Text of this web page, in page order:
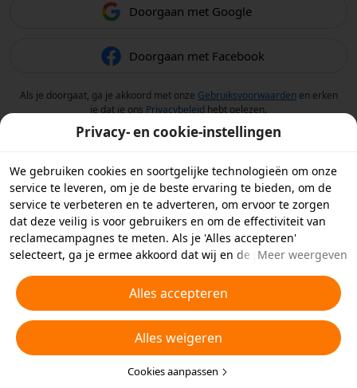
Doorgaan met Google
Doorgaan met Facebook
Als je doorgaat, ga je akkoord met onze Gebruiksvoorwaarden en erken
je dat je ons Privacybeleid hebt gelezen.
Privacy- en cookie-instellingen
We gebruiken cookies en soortgelijke technologieën om onze
service te leveren, om je de beste ervaring te bieden, om de
service te verbeteren en te adverteren, om ervoor te zorgen
dat deze veilig is voor gebruikers en om de effectiviteit van
reclamecampagnes te meten. Als je 'Alles accepteren'
selecteert, ga je ermee akkoord dat wij en de partners
technologieën op je apparaat opslaan voor
reclamedoeleinden. Je kunt ook kiezen welke typen cookies je
wilt toestaan of afwijzen door hieronder of in je
privacyinstellingen op 'Cookies aanpassen' te klikken.
Raadpleeg voor meer informatie onsBeleid inzake cookies en
soortgelijke technologieën.
Meer weergeven
Alles accepteren
Alles weigeren
Cookies aanpassen